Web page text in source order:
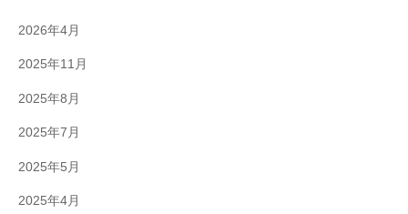
2026年4月
2025年11月
2025年8月
2025年7月
2025年5月
2025年4月